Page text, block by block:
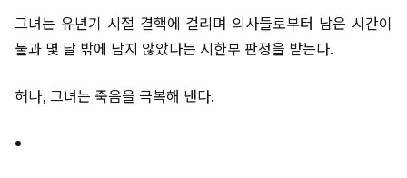
그녀는 유년기 시절 결핵에 걸리며 의사들로부터 남은 시간이
불과 몇 달 밖에 남지 않았다는 시한부 판정을 받는다.
허나, 그녀는 죽음을 극복해 낸다.